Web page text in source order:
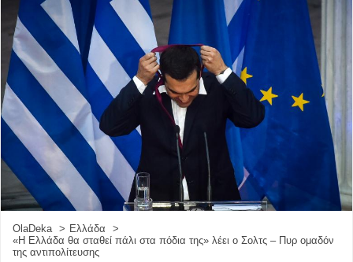
OlaDeka
Ελλάδα
«Η Ελλάδα θα σταθεί πάλι στα πόδια της» λέει ο Σολτς – Πυρ ομαδόν
της αντιπολίτευσης